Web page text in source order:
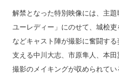
s
o
o
k
解禁となった特別映像には、主
ユーレディー」にのせて、城桧
などキャスト陣が撮影に奮闘す
支える中川大志、市原隼人、本
撮影のメイキングが収められてい